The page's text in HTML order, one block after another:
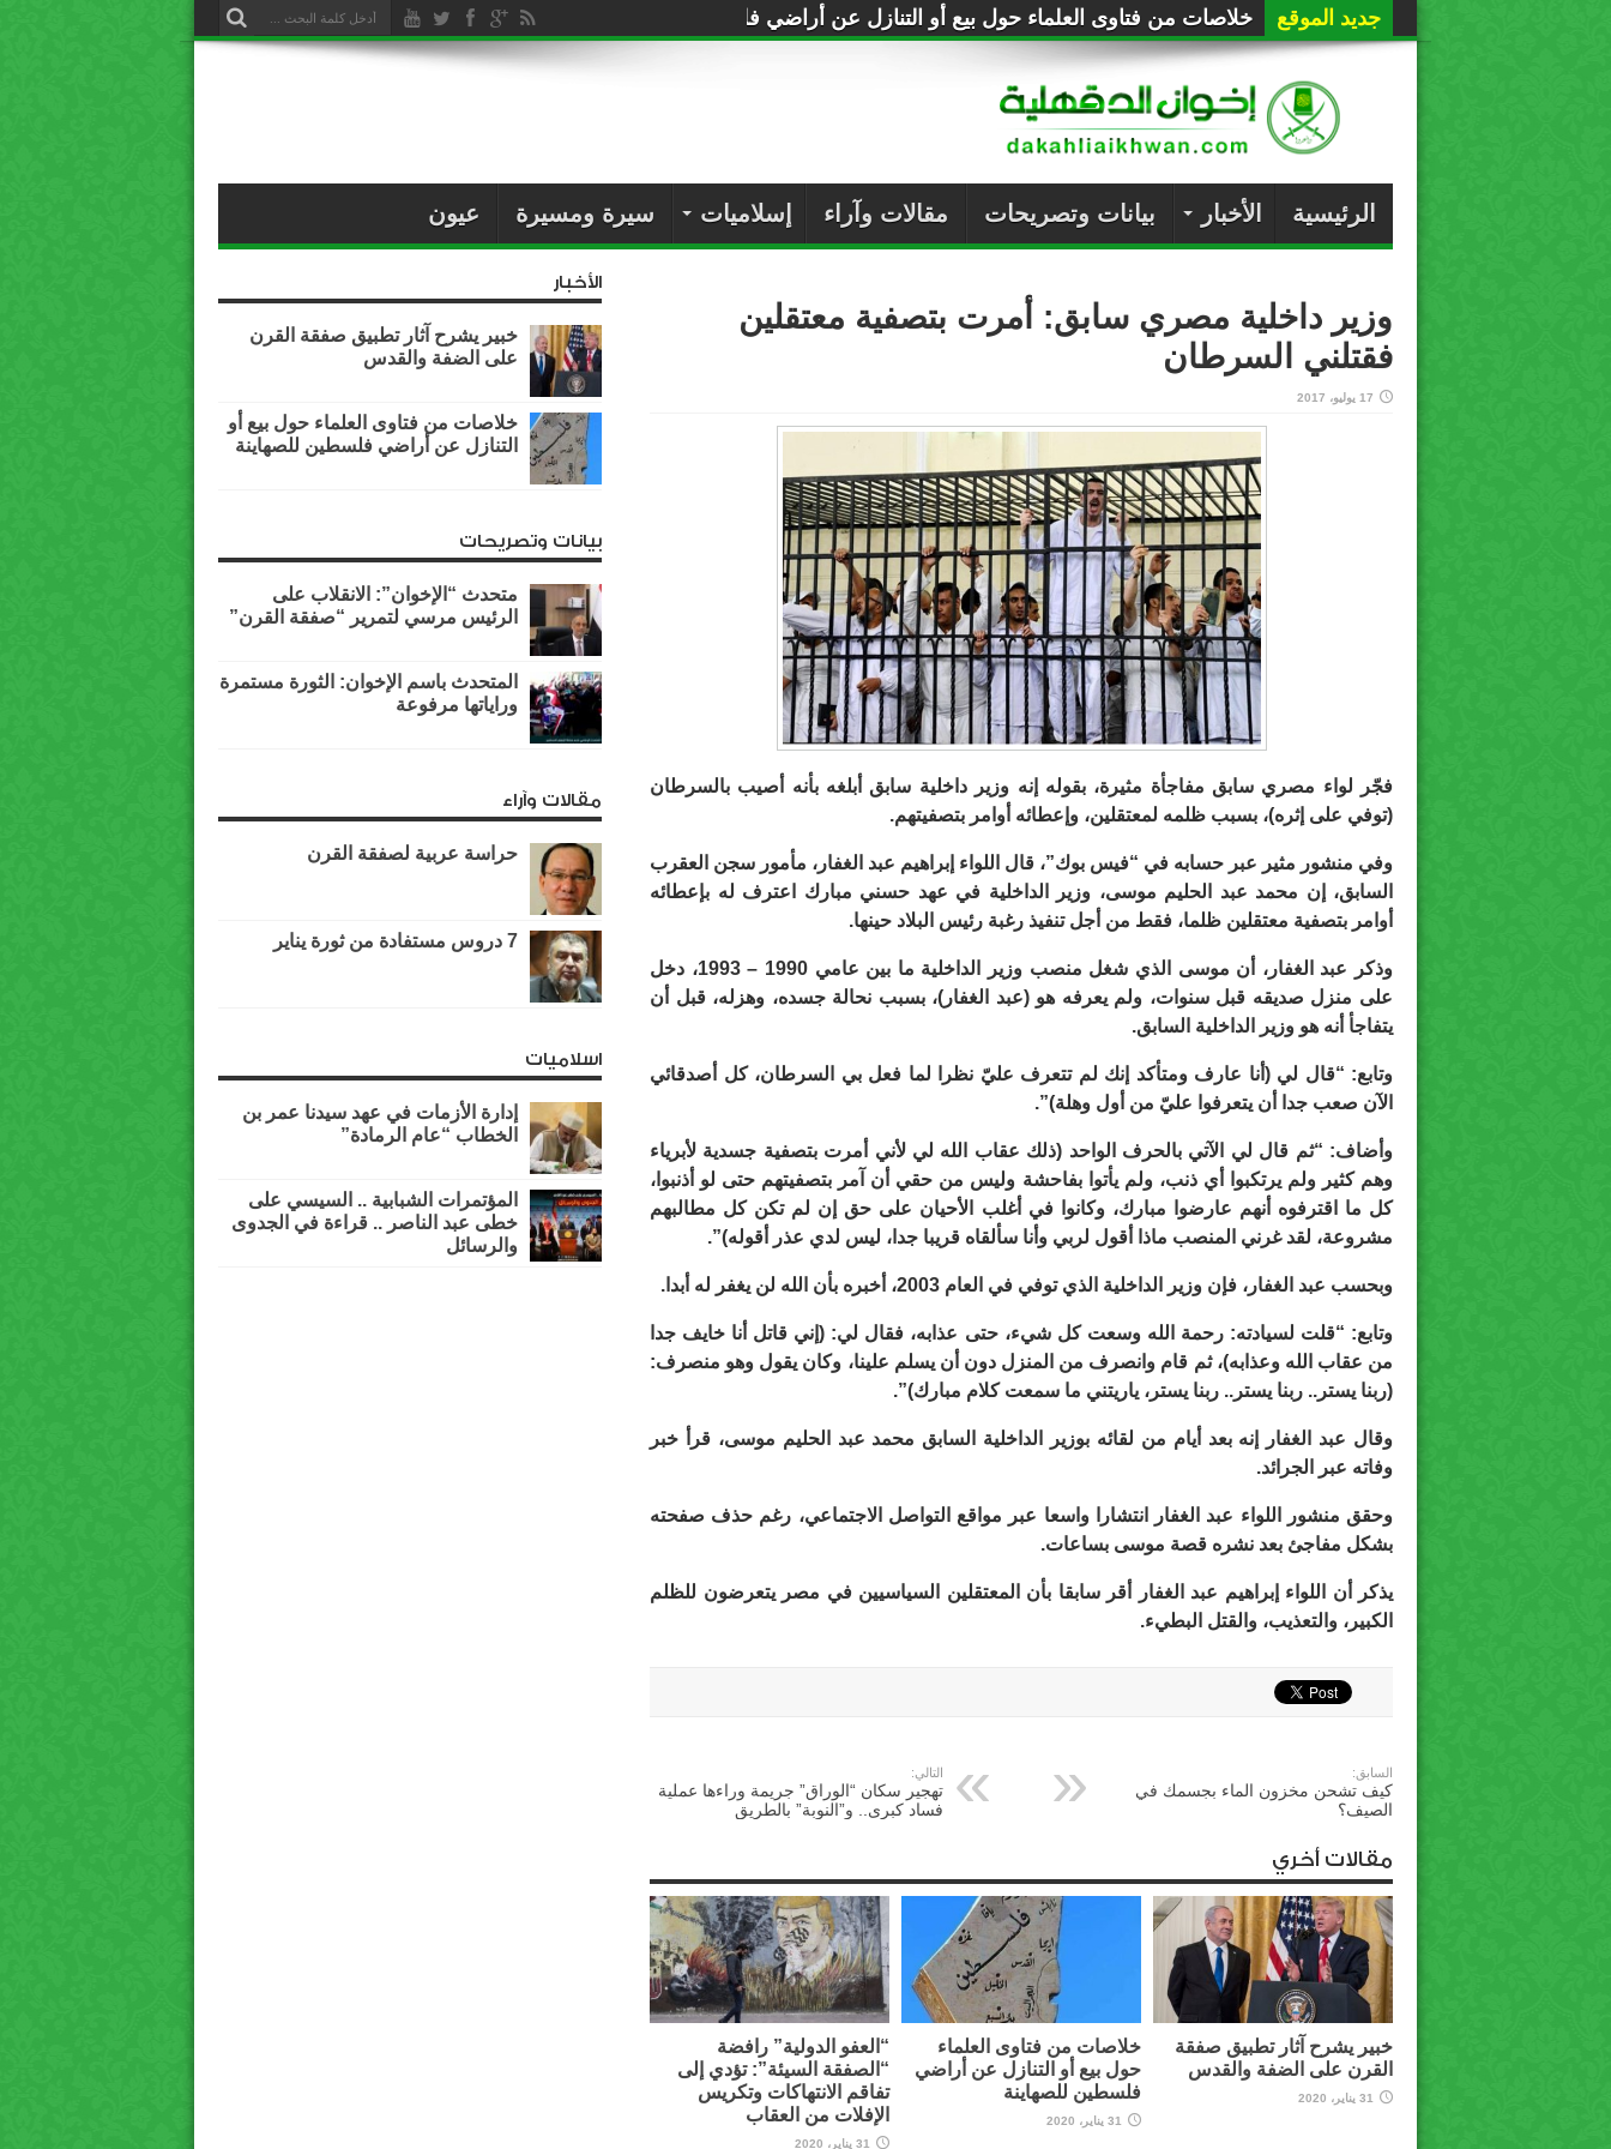
جديد الموقع خلاصات من فتاوى العلماء حول بيع أو التنازل عن أراضي فلسطين للصهاينة
الرئيسية الأخبار بيانات وتصريحات مقالات وآراء إسلاميات سيرة ومسيرة عيون
وزير داخلية مصري سابق: أمرت بتصفية معتقلين
فقتلني السرطان
17 يوليو، 2017
فجّر لواء مصري سابق مفاجأة مثيرة، بقوله إنه وزير داخلية سابق أبلغه بأنه أصيب بالسرطان
(توفي على إثره)، بسبب ظلمه لمعتقلين، وإعطائه أوامر بتصفيتهم.
وفي منشور مثير عبر حسابه في “فيس بوك”، قال اللواء إبراهيم عبد الغفار، مأمور سجن العقرب
السابق، إن محمد عبد الحليم موسى، وزير الداخلية في عهد حسني مبارك اعترف له بإعطائه
أوامر بتصفية معتقلين ظلما، فقط من أجل تنفيذ رغبة رئيس البلاد حينها.
وذكر عبد الغفار، أن موسى الذي شغل منصب وزير الداخلية ما بين عامي 1990 – 1993، دخل
على منزل صديقه قبل سنوات، ولم يعرفه هو (عبد الغفار)، بسبب نحالة جسده، وهزله، قبل أن
يتفاجأ أنه هو وزير الداخلية السابق.
وتابع: “قال لي (أنا عارف ومتأكد إنك لم تتعرف عليّ نظرا لما فعل بي السرطان، كل أصدقائي
الآن صعب جدا أن يتعرفوا عليّ من أول وهلة)”.
وأضاف: “ثم قال لي الآتي بالحرف الواحد (ذلك عقاب الله لي لأني أمرت بتصفية جسدية لأبرياء
وهم كثير ولم يرتكبوا أي ذنب، ولم يأتوا بفاحشة وليس من حقي أن آمر بتصفيتهم حتى لو أذنبوا،
كل ما اقترفوه أنهم عارضوا مبارك، وكانوا في أغلب الأحيان على حق إن لم تكن كل مطالبهم
مشروعة، لقد غرني المنصب ماذا أقول لربي وأنا سألقاه قريبا جدا، ليس لدي عذر أقوله)”.
وبحسب عبد الغفار، فإن وزير الداخلية الذي توفي في العام 2003، أخبره بأن الله لن يغفر له أبدا.
وتابع: “قلت لسيادته: رحمة الله وسعت كل شيء، حتى عذابه، فقال لي: (إني قاتل أنا خايف جدا
من عقاب الله وعذابه)، ثم قام وانصرف من المنزل دون أن يسلم علينا، وكان يقول وهو منصرف:
(ربنا يستر.. ربنا يستر.. ربنا يستر، ياريتني ما سمعت كلام مبارك)”.
وقال عبد الغفار إنه بعد أيام من لقائه بوزير الداخلية السابق محمد عبد الحليم موسى، قرأ خبر
وفاته عبر الجرائد.
وحقق منشور اللواء عبد الغفار انتشارا واسعا عبر مواقع التواصل الاجتماعي، رغم حذف صفحته
بشكل مفاجئ بعد نشره قصة موسى بساعات.
يذكر أن اللواء إبراهيم عبد الغفار أقر سابقا بأن المعتقلين السياسيين في مصر يتعرضون للظلم
الكبير، والتعذيب، والقتل البطيء.
السابق:
كيف تشحن مخزون الماء بجسمك في
الصيف؟
التالي:
تهجير سكان “الوراق” جريمة وراءها عملية
فساد كبرى.. و”النوبة” بالطريق
مقالات أخري
خبير يشرح آثار تطبيق صفقة
القرن على الضفة والقدس
31 يناير، 2020
خلاصات من فتاوى العلماء
حول بيع أو التنازل عن أراضي
فلسطين للصهاينة
31 يناير، 2020
“العفو الدولية” رافضة
“الصفقة السيئة”: تؤدي إلى
تفاقم الانتهاكات وتكريس
الإفلات من العقاب
31 يناير، 2020
الأخبار
خبير يشرح آثار تطبيق صفقة القرن
على الضفة والقدس
خلاصات من فتاوى العلماء حول بيع أو
التنازل عن أراضي فلسطين للصهاينة
بيانات وتصريحات
متحدث “الإخوان”: الانقلاب على
الرئيس مرسي لتمرير “صفقة القرن”
المتحدث باسم الإخوان: الثورة مستمرة
وراياتها مرفوعة
مقالات وآراء
حراسة عربية لصفقة القرن
7 دروس مستفادة من ثورة يناير
اسلاميات
إدارة الأزمات في عهد سيدنا عمر بن
الخطاب “عام الرمادة”
المؤتمرات الشبابية .. السيسي على
خطى عبد الناصر .. قراءة في الجدوى
والرسائل